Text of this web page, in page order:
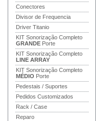
Conectores
Divisor de Frequencia
Driver Titanio
KIT Sonorização Completo
GRANDE Porte
KIT Sonorização Completo
LINE ARRAY
KIT Sonorização Completo
MÉDIO Porte
Pedestais / Suportes
Pedidos Customizados
Rack / Case
Reparo